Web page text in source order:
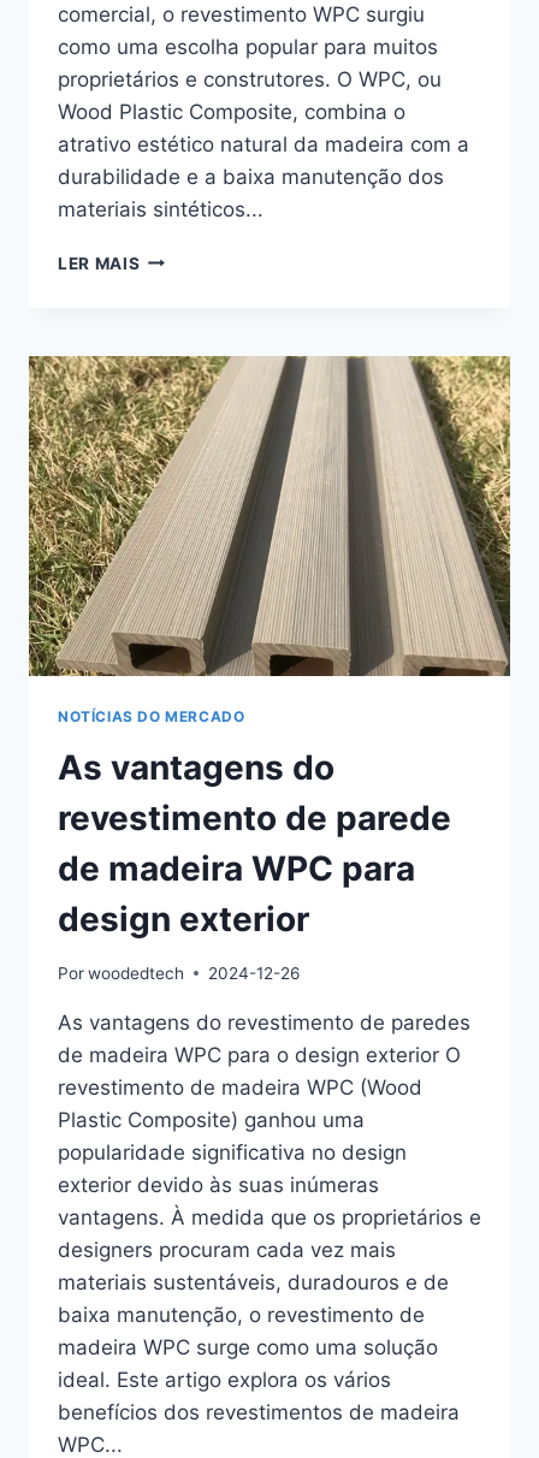
comercial, o revestimento WPC surgiu
como uma escolha popular para muitos
proprietários e construtores. O WPC, ou
Wood Plastic Composite, combina o
atrativo estético natural da madeira com a
durabilidade e a baixa manutenção dos
materiais sintéticos...
LER MAIS COMPRAR
ACABAMENTOS
EXTERIORES
MODERNOS
E
DURADOUROS
NOTÍCIAS DO MERCADO
As vantagens do
revestimento de parede
de madeira WPC para
design exterior
Porwoodedtech 2024-12-26
As vantagens do revestimento de paredes
de madeira WPC para o design exterior O
revestimento de madeira WPC (Wood
Plastic Composite) ganhou uma
popularidade significativa no design
exterior devido às suas inúmeras
vantagens. À medida que os proprietários e
designers procuram cada vez mais
materiais sustentáveis, duradouros e de
baixa manutenção, o revestimento de
madeira WPC surge como uma solução
ideal. Este artigo explora os vários
benefícios dos revestimentos de madeira
WPC...